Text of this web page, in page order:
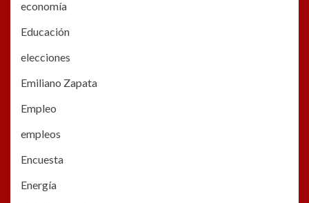
economía
Educación
elecciones
Emiliano Zapata
Empleo
empleos
Encuesta
Energía